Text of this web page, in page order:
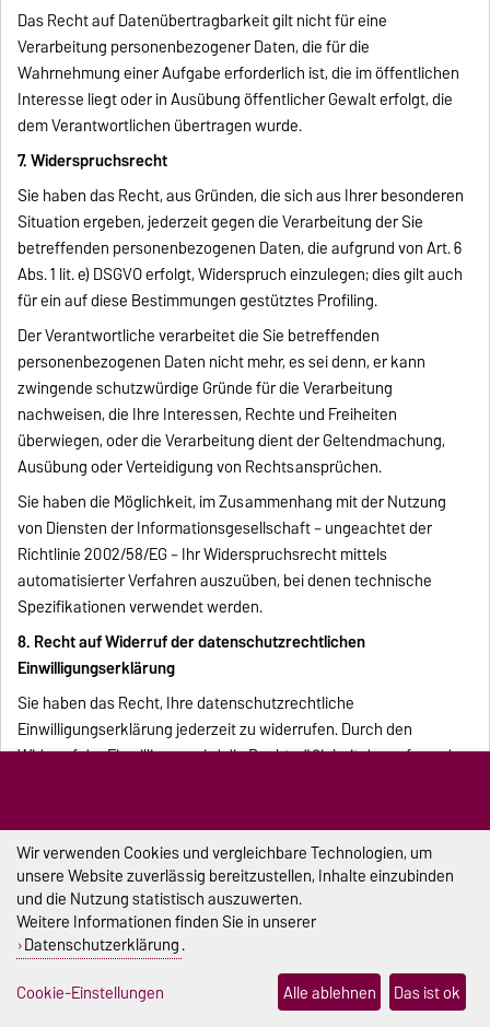
Das Recht auf Datenübertragbarkeit gilt nicht für eine
Verarbeitung personenbezogener Daten, die für die
Wahrnehmung einer Aufgabe erforderlich ist, die im öffentlichen
Interesse liegt oder in Ausübung öffentlicher Gewalt erfolgt, die
dem Verantwortlichen übertragen wurde.
7. Widerspruchsrecht
Sie haben das Recht, aus Gründen, die sich aus Ihrer besonderen
Situation ergeben, jederzeit gegen die Verarbeitung der Sie
betreffenden personenbezogenen Daten, die aufgrund von Art. 6
Abs. 1 lit. e) DSGVO erfolgt, Widerspruch einzulegen; dies gilt auch
für ein auf diese Bestimmungen gestütztes Profiling.
Der Verantwortliche verarbeitet die Sie betreffenden
personenbezogenen Daten nicht mehr, es sei denn, er kann
zwingende schutzwürdige Gründe für die Verarbeitung
nachweisen, die Ihre Interessen, Rechte und Freiheiten
überwiegen, oder die Verarbeitung dient der Geltendmachung,
Ausübung oder Verteidigung von Rechtsansprüchen.
Sie haben die Möglichkeit, im Zusammenhang mit der Nutzung
von Diensten der Informationsgesellschaft – ungeachtet der
Richtlinie 2002/58/EG – Ihr Widerspruchsrecht mittels
automatisierter Verfahren auszuüben, bei denen technische
Spezifikationen verwendet werden.
8. Recht auf Widerruf der datenschutzrechtlichen
Einwilligungserklärung
Sie haben das Recht, Ihre datenschutzrechtliche
Einwilligungserklärung jederzeit zu widerrufen. Durch den
Widerruf der Einwilligung wird die Rechtmäßigkeit der aufgrund
9. Automatisierte Entscheidung im Einzelfall einschließlich
Profiling
Sie haben das Recht, nicht einer ausschließlich auf einer
automatisierten Verarbeitung – einschließlich Profiling –
beruhenden Entscheidung unterworfen zu werden, die Ihnen
gegenüber rechtliche Wirkung entfaltet oder Sie in ähnlicher
Weise erheblich beeinträchtigt. Dies gilt nicht, wenn die
Wir verwenden Cookies und vergleichbare Technologien, um
unsere Website zuverlässig bereitzustellen, Inhalte einzubinden
und die Nutzung statistisch auszuwerten.
Weitere Informationen finden Sie in unserer
Datenschutzerklärung.
Cookie-Einstellungen
Alle ablehnen Das ist ok